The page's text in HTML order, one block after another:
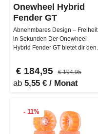
Onewheel Hybrid
Fender GT
Abnehmbares Design – Freiheit
in Sekunden Der Onewheel
Hybrid Fender GT bietet dir den
€ 184,95 € 194,95
ab 5,55 € / Monat
- 11%